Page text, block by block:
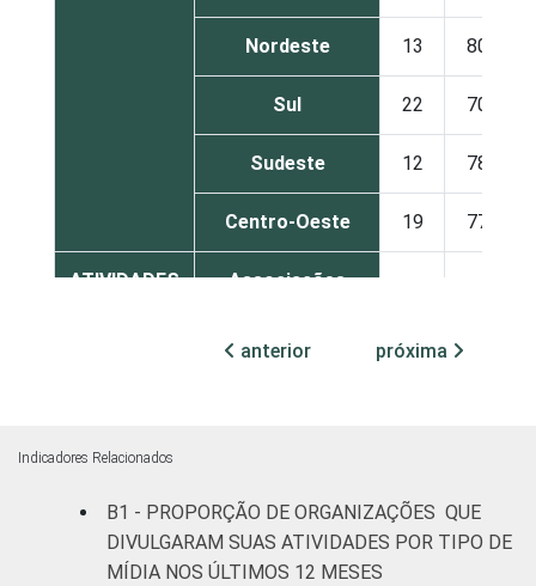
Nordeste 13 80
Sul 22 70
Sudeste 12 78
Centro-Oeste 19 77
ATIVIDADES
Associações
profissionais e
Educação, e
Pesquisa
19 71
anterior próxima
Indicadores Relacionados
B1 - PROPORÇÃO DE ORGANIZAÇÕES QUE
DIVULGARAM SUAS ATIVIDADES POR TIPO DE
MÍDIA NOS ÚLTIMOS 12 MESES